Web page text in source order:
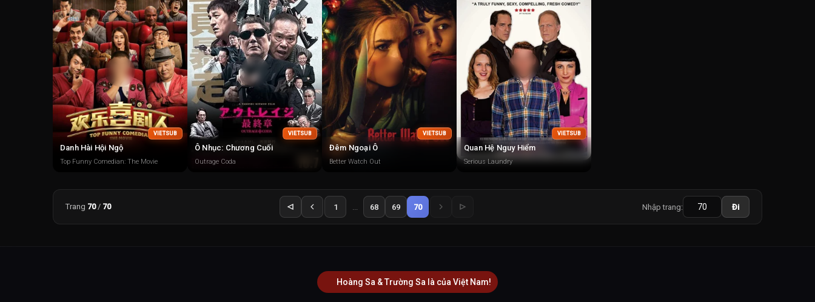
VIETSUB
Danh Hài Hội Ngộ
Top Funny Comedian: The Movie
VIETSUB
Ô Nhục: Chương Cuối
Outrage Coda
VIETSUB
Đêm Ngoại Ô
Better Watch Out
VIETSUB
Quan Hệ Nguy Hiểm
Serious Laundry
Trang 70/ 70 1 68 69 70 Nhập trang: Đi
Hoàng Sa & Trường Sa là của Việt Nam!